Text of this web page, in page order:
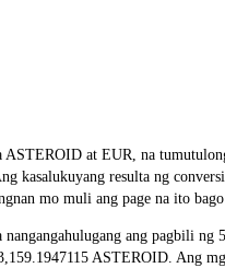
ASTEROID at EUR, na
kasalukuyang resulta ng
mo muli ang page na ito
ang pagbili
ASTEROID. Ang